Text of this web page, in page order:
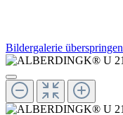
Bildergalerie überspringen